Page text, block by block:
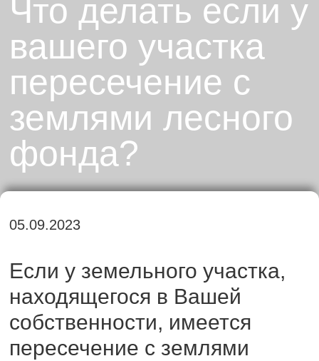
Что делать если у
вашего участка
пересечение с
землями лесного
фонда?
05.09.2023
Если у земельного участка,
находящегося в Вашей
собственности, имеется
пересечение с землями